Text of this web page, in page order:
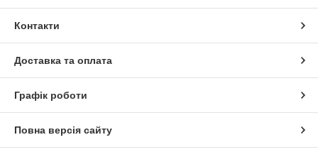
Контакти
Доставка та оплата
Графік роботи
Повна версія сайту